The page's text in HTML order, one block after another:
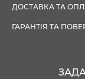
ДОСТАВКА ТА
ГАРАНТІЯ ТА